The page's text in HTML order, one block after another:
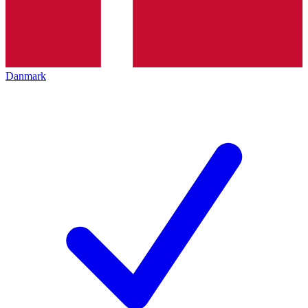
Danmark